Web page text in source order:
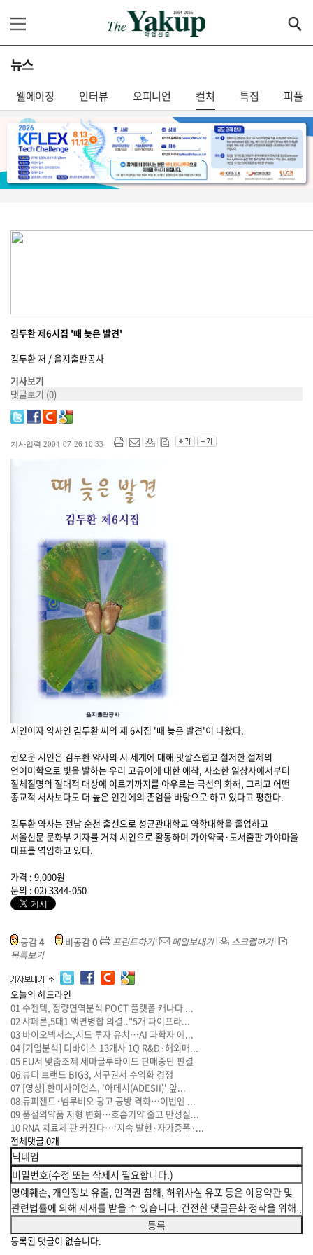
뉴스
웰에이징 인터뷰 오피니언 컬쳐 특집 피플
김두환 제6시집 '때 늦은 발견'
김두환 저 / 을지출판공사
기사보기
댓글보기 (0)
기사입력 2004-07-26 10:33
시인이자 약사인 김두환 씨의 제 6시집 '때 늦은 발견'이 나왔다.
권오운 시인은 김두환 약사의 시 세계에 대해 맛깔스럽고 철저한 절제의
언어미학으로 빛을 발하는 우리 고유어에 대한 애착, 사소한 일상사에서부터
절체절명의 절대적 대상에 이르기까지를 아우르는 극선의 화해, 그리고 어떤
종교적 서사보다도 더 높은 인간에의 존엄을 바탕으로 하고 있다고 평한다.
김두환 약사는 전남 순천 출신으로 성균관대학교 약학대학을 졸업하고
서울신문 문화부 기자를 거쳐 시인으로 활동하며 가야약국·도서출판 가야마을
대표를 역임하고 있다.
가격 : 9,000원
문의 : 02) 3344-050
공감4 비공감0 프린트하기 메일보내기
스크랩하기
목록보기
오늘의 헤드라인
01 수젠텍, 정량면역분석 POCT 플랫폼 캐나다 ...
02샤페론,5대1 액면병합 의결.."5개 파이프라...
03 바이오넥서스,시드 투자 유치…AI 과학자 에...
04 [기업분석] 디바이스 13개사 1Q R&D·해외매...
05 EU서 맞춤조제 세마글루타이드 판매중단 판결
06뷰티 브랜드 BIG3, 서구권서 수익화 경쟁
07 [영상] 한미사이언스, '아데시(ADESII)' 앞...
08 듀피젠트·넴루비오 광고 공방 격화…이번엔 ...
09품절의약품 지형 변화…호흡기약 줄고 만성질...
10 RNA 치료제 판 커진다…‘지속 발현·자가증폭·...
전체댓글0개
등록된 댓글이 없습니다.